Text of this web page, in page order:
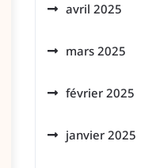
avril 2025
mars 2025
février 2025
janvier 2025